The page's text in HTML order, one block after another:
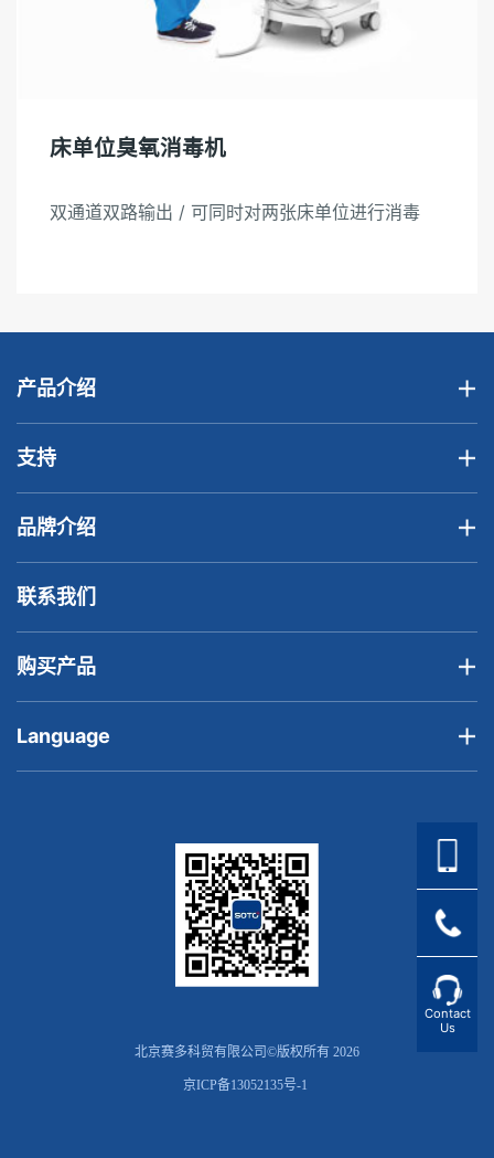
床单位臭氧消毒机
双通道双路输出 / 可同时对两张床单位进行消毒
产品介绍
支持
品牌介绍
联系我们
购买产品
Language
北京赛多科贸有限公司©版权所有 2026
京ICP备13052135号-1
Contact
Us